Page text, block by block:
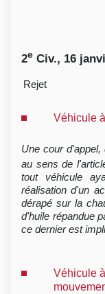
2e Civ., 16
Rejet
Véhicule
Une cour
au sens de
tout véhicule
réalisation d'un
dérapé sur la
d'huile répandue
ce dernier est
Véhicule